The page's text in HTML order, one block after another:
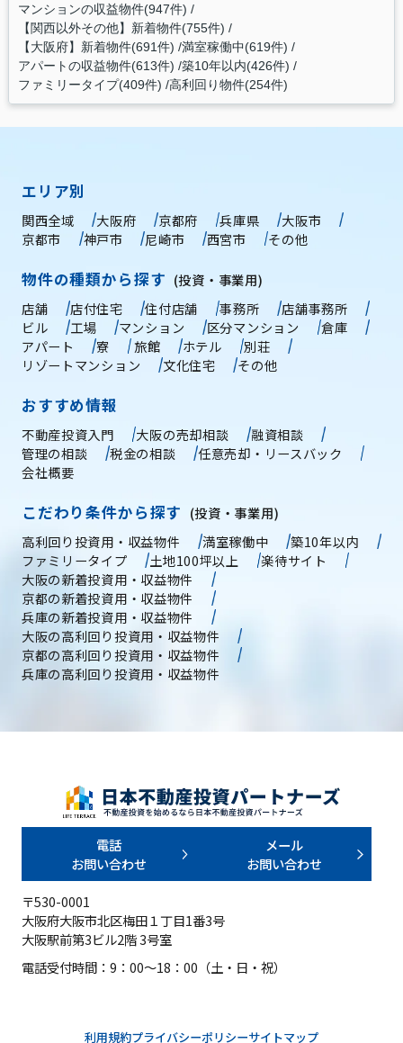
マンションの収益物件(947件)
【関西以外その他】新着物件(755件)
【大阪府】新着物件(691件) 満室稼働中(619件)
アパートの収益物件(613件) 築10年以内(426件)
ファミリータイプ(409件) 高利回り物件(254件)
エリア別
関西全域 大阪府 京都府 兵庫県
大阪市
京都市
神戸市 尼崎市 西宮市 その他
物件の種類から探す (投資・事業用)
店舗
店付住宅 住付店舗 事務所
店舗事務所
ビル
工場 マンション 区分マンション
倉庫
アパート
寮 旅館 ホテル
別荘
リゾートマンション
文化住宅 その他
おすすめ情報
不動産投資入門 大阪の売却相談
融資相談
管理の相談
税金の相談
任意売却・リースバック
会社概要
こだわり条件から探す (投資・事業用)
高利回り投資用・収益物件
満室稼働中
築10年以内
ファミリータイプ
土地100坪以上
楽待サイト
大阪の新着投資用・収益物件
京都の新着投資用・収益物件
兵庫の新着投資用・収益物件
大阪の高利回り投資用・収益物件
京都の高利回り投資用・収益物件
兵庫の高利回り投資用・収益物件
電話
お問い合わせ
メール
お問い合わせ
〒530-0001
大阪府大阪市北区梅田１丁目1番3号
大阪駅前第3ビル2階 3号室
電話受付時間：9：00～18：00（土・日・祝）
利用規約プライバシーポリシーサイトマップ